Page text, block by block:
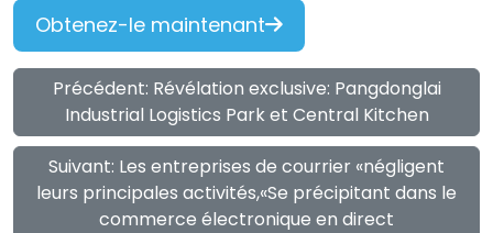
Obtenez-le maintenant
Précédent: Révélation exclusive: Pangdonglai
Industrial Logistics Park et Central Kitchen
Suivant: Les entreprises de courrier «négligent
leurs principales activités,«Se précipitant dans le
commerce électronique en direct